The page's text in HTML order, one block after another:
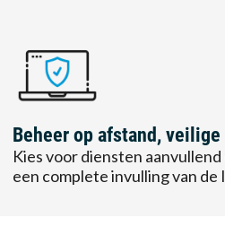
Beheer op afstand,
Kies voor diensten
een complete invulling van de